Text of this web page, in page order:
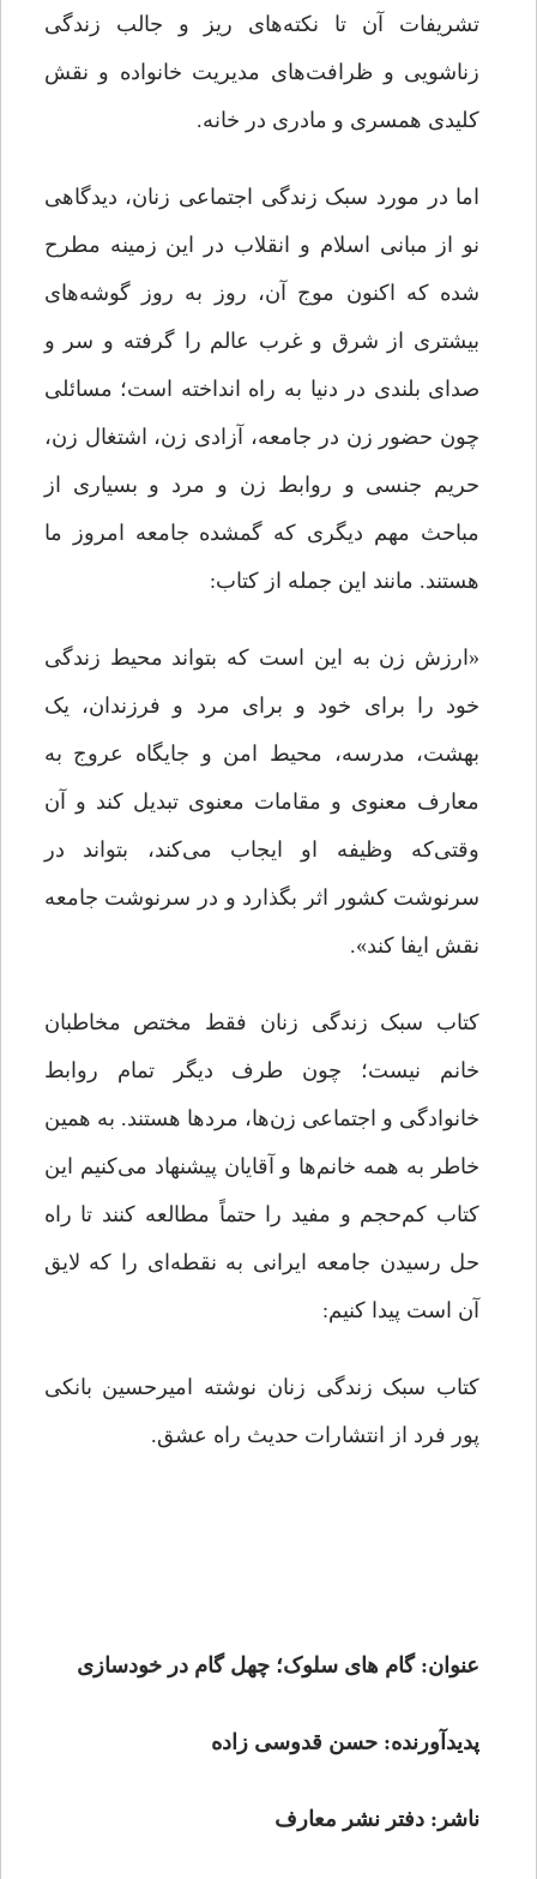
تشریفات آن تا نکته‌های ریز و جالب زندگی
زناشویی و ظرافت‌های مدیریت خانواده و نقش
کلیدی همسری و مادری در خانه.
اما در مورد سبک زندگی اجتماعی زنان، دیدگاهی
نو از مبانی اسلام و انقلاب در این زمینه مطرح
شده که اکنون موج آن، روز به ‌روز گوشه‌های
بیشتری از شرق و غرب عالم را گرفته و سر و
صدای بلندی در دنیا به راه انداخته است؛ مسائلی
چون حضور زن در جامعه، آزادی زن، اشتغال زن،
حریم جنسی و روابط زن و مرد و بسیاری از
مباحث مهم دیگری که گمشده جامعه امروز ما
هستند. مانند این جمله از کتاب:
«ارزش زن به این است که بتواند محیط زندگی
خود را برای خود و برای مرد و فرزندان، یک
بهشت، مدرسه، محیط امن و جایگاه عروج به
معارف معنوی و مقامات معنوی تبدیل کند و آن
وقتی‌که وظیفه او ایجاب می‌کند، بتواند در
سرنوشت کشور اثر بگذارد و در سرنوشت جامعه
نقش ایفا کند».
کتاب سبک زندگی زنان فقط مختص مخاطبان
خانم نیست؛ چون طرف دیگر تمام روابط
خانوادگی و اجتماعی زن‌ها، مردها هستند. به همین
خاطر به همه خانم‌ها و آقایان پیشنهاد می‌کنیم این
کتاب کم‌حجم و مفید را حتماً مطالعه کنند تا راه
حل رسیدن جامعه ایرانی به نقطه‌ای را که لایق
آن است پیدا کنیم:
کتاب سبک زندگی زنان نوشته امیرحسین بانکی
پور فرد از انتشارات حدیث راه عشق.
عنوان: گام های سلوک؛ چهل گام در خودسازی
پدیدآورنده: حسن قدوسی زاده
ناشر: دفتر نشر معارف